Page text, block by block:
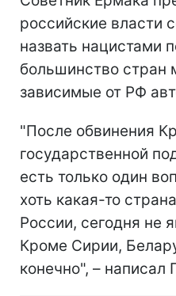
российские власти
назвать нацистами
большинство стран
зависимые от РФ
"После обвинения
государственной
есть только один
хоть какая-то
России, сегодня не
Кроме Сирии,
конечно", – написал